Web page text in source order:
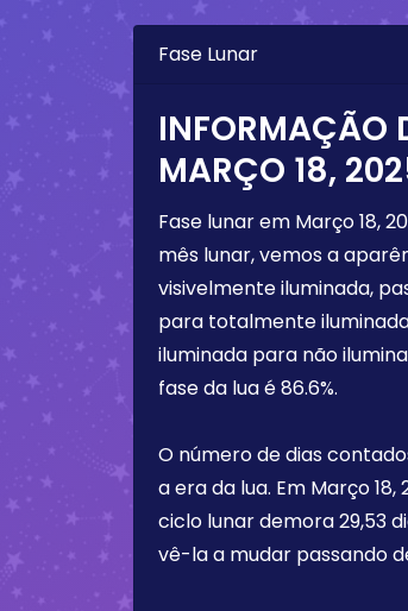
Fase Lunar
INFORMAÇÃO
MARÇO 18,
Fase lunar em Março 18,
mês lunar, vemos a
visivelmente iluminada,
para totalmente
iluminada para não
fase da lua é86.6%.
O número de dias
a era da lua. Em Março 18,
ciclo lunar demora 29,53
vê-la a mudar passando